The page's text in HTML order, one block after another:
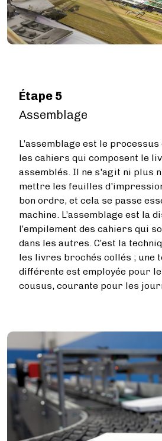
Étape 5
Assemblage
L’assemblage est le
les cahiers qui composent le
assemblés. Il ne s'agit ni plus
mettre les feuilles
bon ordre, et cela se passe
machine. L’assemblage est la
l’empilement des cahiers qui
dans les autres. C’est la
les livres brochés collés ; une
différente est employée pour
cousus, courante pour les
Image